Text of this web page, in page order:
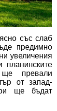
със слаб
предимно
увеличения
превали
от запад-
ще бъдат